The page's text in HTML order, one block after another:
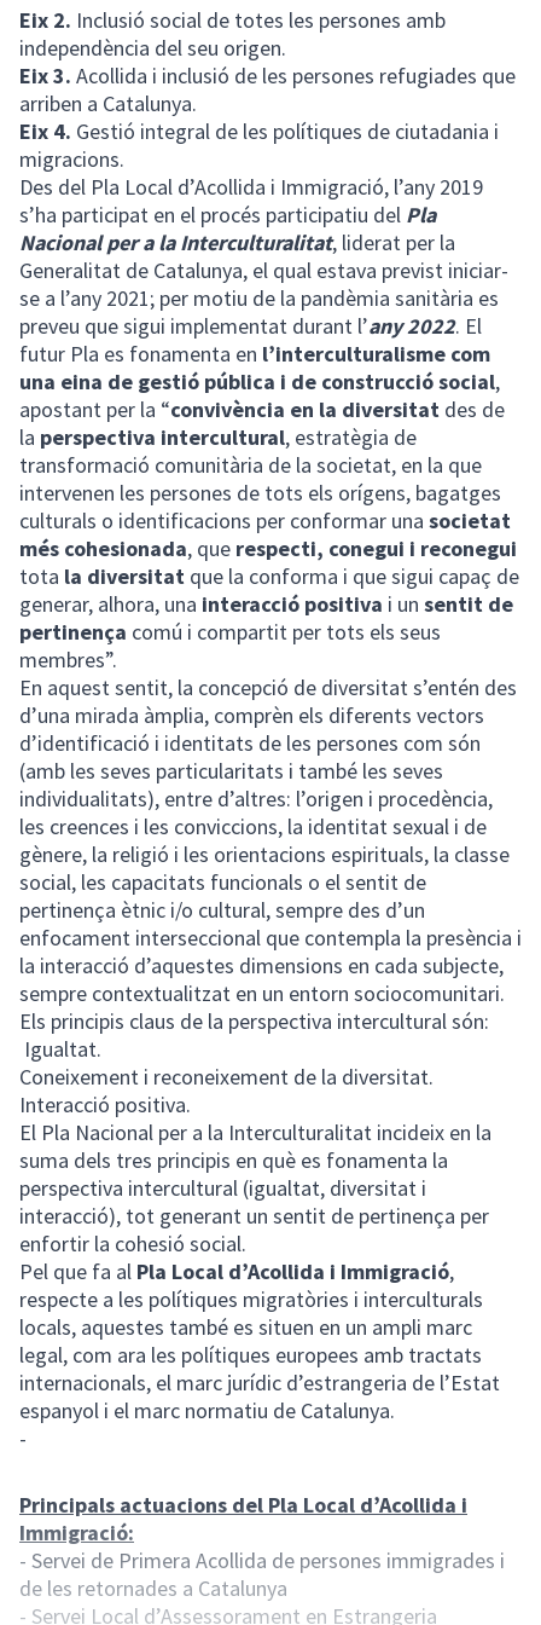
Eix 2. Inclusió social de totes les persones amb
independència del seu origen.
Eix 3. Acollida i inclusió de les persones refugiades que
arriben a Catalunya.
Eix 4. Gestió integral de les polítiques de ciutadania i
migracions.
Des del Pla Local d’Acollida i Immigració, l’any 2019
s’ha participat en el procés participatiu del Pla
Nacional per a la Interculturalitat, liderat per la
Generalitat de Catalunya, el qual estava previst iniciar-
se a l’any 2021; per motiu de la pandèmia sanitària es
preveu que sigui implementat durant l’any 2022. El
futur Pla es fonamenta en l’interculturalisme com
una eina de gestió pública i de construcció social,
apostant per la “convivència en la diversitat des de
la perspectiva intercultural, estratègia de
transformació comunitària de la societat, en la que
intervenen les persones de tots els orígens, bagatges
culturals o identificacions per conformar una societat
més cohesionada, que respecti, conegui i reconegui
tota la diversitat que la conforma i que sigui capaç de
generar, alhora, una interacció positiva i un sentit de
pertinença comú i compartit per tots els seus
membres”.
En aquest sentit, la concepció de diversitat s’entén des
d’una mirada àmplia, comprèn els diferents vectors
d’identificació i identitats de les persones com són
(amb les seves particularitats i també les seves
individualitats), entre d’altres: l’origen i procedència,
les creences i les conviccions, la identitat sexual i de
gènere, la religió i les orientacions espirituals, la classe
social, les capacitats funcionals o el sentit de
pertinença ètnic i/o cultural, sempre des d’un
enfocament interseccional que contempla la presència i
la interacció d’aquestes dimensions en cada subjecte,
sempre contextualitzat en un entorn sociocomunitari.
Els principis claus de la perspectiva intercultural són:
Igualtat.
Coneixement i reconeixement de la diversitat.
Interacció positiva.
El Pla Nacional per a la Interculturalitat incideix en la
suma dels tres principis en què es fonamenta la
perspectiva intercultural (igualtat, diversitat i
interacció), tot generant un sentit de pertinença per
enfortir la cohesió social.
Pel que fa al Pla Local d’Acollida i Immigració,
respecte a les polítiques migratòries i interculturals
locals, aquestes també es situen en un ampli marc
legal, com ara les polítiques europees amb tractats
internacionals, el marc jurídic d’estrangeria de l’Estat
espanyol i el marc normatiu de Catalunya.
-
Principals actuacions del Pla Local d’Acollida i
Immigració:
- Servei de Primera Acollida de persones immigrades i
de les retornades a Catalunya
- Servei Local d’Assessorament en Estrangeria